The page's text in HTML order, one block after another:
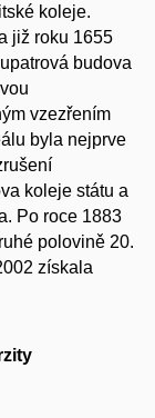
koleje.
již roku 1655
budova
vzezřením
byla nejprve
koleje státu a
Po roce 1883
polovině 20.
získala